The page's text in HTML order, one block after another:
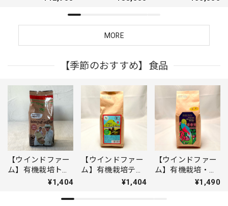
MORE
【季節のおすすめ】食品
【ウインドファー
ム】有機栽培トセ
パンコーヒー(メキ
¥1,404
【ウインドファー
ム】有機栽培ティ
モンコーヒー（東
¥1,404
【ウインドファー
ム】有機栽培・森
林農法キシェコー
¥1,490